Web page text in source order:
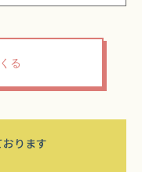
おります